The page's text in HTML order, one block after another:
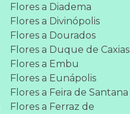
Flores a Diadema
Flores a Divinópolis
Flores a Dourados
Flores a Duque de Caxias
Flores a Embu
Flores a Eunápolis
Flores a Feira de Santana
Flores a Ferraz de